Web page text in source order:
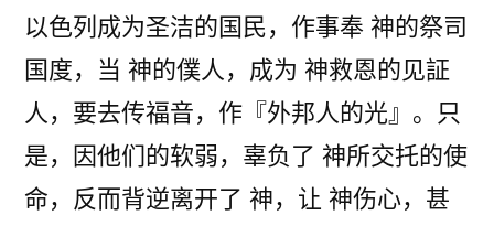
以色列成为圣洁的国民，作事奉 神的祭司
国度，当 神的僕人，成为 神救恩的见証
人，要去传福音，作『外邦人的光』。只
是，因他们的软弱，辜负了 神所交托的使
命，反而背逆离开了 神，让 神伤心，甚